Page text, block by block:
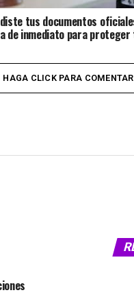
tus documentos
de inmediato para
HAGA CLICK PARA COMENTAR